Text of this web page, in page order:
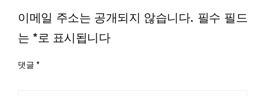
이메일 주소는 공개되지 않습니다. 필수 필드
는 *로 표시됩니다
댓글 *